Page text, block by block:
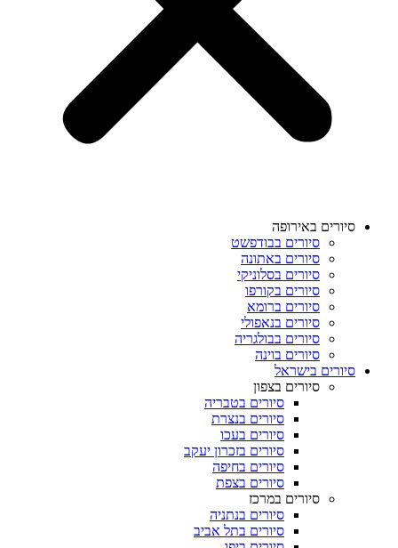
סיורים באירופה
סיורים בבודפשט
סיורים באתונה
סיורים בסלוניקי
סיורים בקורפו
סיורים ברומא
סיורים בנאפולי
סיורים בבולגריה
סיורים בוינה
סיורים בישראל
סיורים בצפון
סיורים בטבריה
סיורים בנצרת
סיורים בעכו
סיורים בזכרון יעקב
סיורים בחיפה
סיורים בצפת
סיורים במרכז
סיורים בנתניה
סיורים בתל אביב